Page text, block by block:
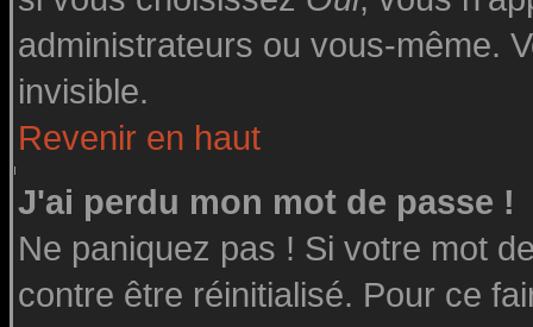
administrateurs ou vous-même.
invisible.
Revenir en haut
J'ai perdu mon mot de passe !
Ne paniquez pas ! Si votre mot
contre être réinitialisé. Pour ce